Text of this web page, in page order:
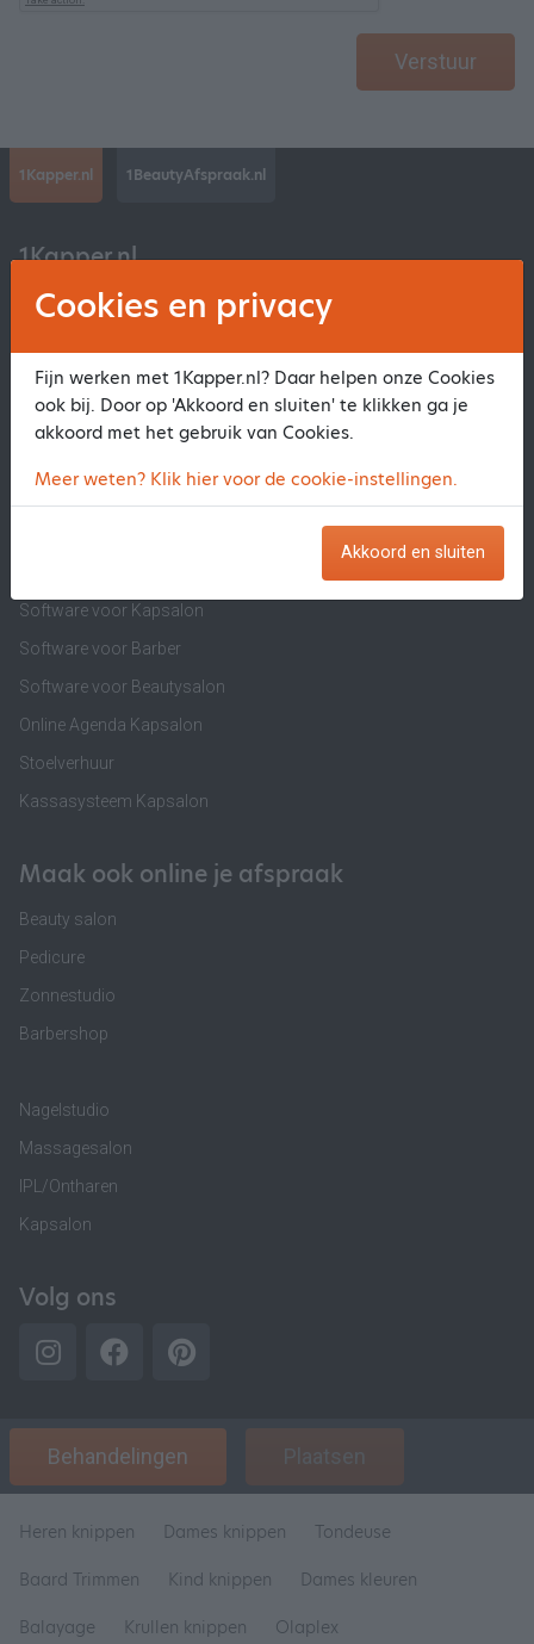
Verstuur
1Kapper.nl 1BeautyAfspraak.nl
1Kapper.nl
Over ons
Contact 1Kapper.nl
Veelgestelde Vragen
Software voor Kapsalon
Software voor Barber
Software voor Beautysalon
Online Agenda Kapsalon
Stoelverhuur
Kassasysteem Kapsalon
Maak ook online je afspraak
Beauty salon
Pedicure
Zonnestudio
Barbershop
Nagelstudio
Massagesalon
IPL/Ontharen
Kapsalon
Volg ons
Behandelingen Plaatsen
Heren knippen Dames knippen
Tondeuse
Baard Trimmen
Kind knippen
Dames kleuren
Balayage
Krullen knippen Olaplex
Cookies en privacy
Fijn werken met 1Kapper.nl? Daar helpen onze Cookies
ook bij. Door op 'Akkoord en sluiten' te klikken ga je
akkoord met het gebruik van Cookies.
Meer weten? Klik hier voor de cookie-instellingen.
Akkoord en sluiten